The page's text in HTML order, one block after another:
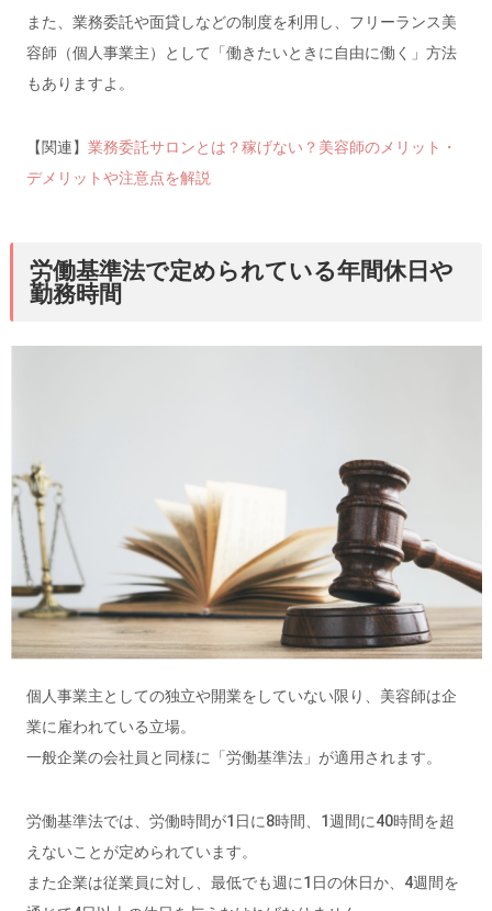
また、業務委託や面貸しなどの制度を利用し、フリーランス美
容師（個人事業主）として「働きたいときに自由に働く」方法
もありますよ。
【関連】 業務委託サロンとは？稼げない？美容師のメリット・
デメリットや注意点を解説
労働基準法で定められている年間休日や
勤務時間
個人事業主としての独立や開業をしていない限り、美容師は企
業に雇われている立場。
一般企業の会社員と同様に「労働基準法」が適用されます。
労働基準法では、労働時間が1日に8時間、1週間に40時間を超
えないことが定められています。
また企業は従業員に対し、最低でも週に1日の休日か、4週間を